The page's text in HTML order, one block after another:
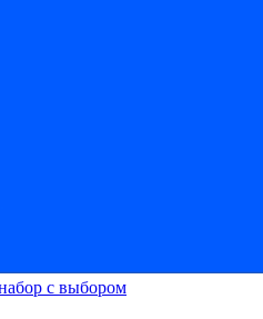
с выбором